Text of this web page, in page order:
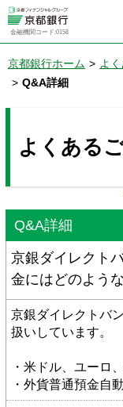
金融機関コード:0158
京都銀行ホーム > よ
> Q&A詳細
よくある
Q&A詳細
京銀ダイレクト
金にはどのよう
京銀ダイレクトバ
扱いしています。
・米ドル、ユーロ
・外貨普通預金自